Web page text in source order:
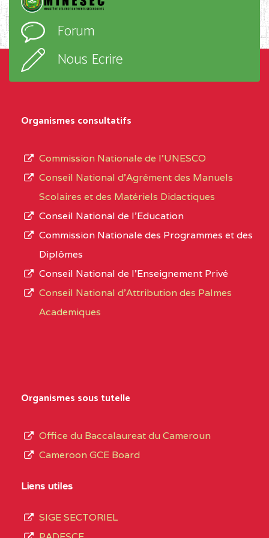
D'ENSEIGNEMENT
PROFESSIONNEL
(CEGEP) STE FOI BP
:4740 YAOUNDE
CENTRE
COLLEGE PANAFRICAIN
DE L'EXCELLENCE BP
CENTRE
COLLEGE PRIVE
CENTRE
COLLEGE PRIVE LAIC
SAINT MICHEL
CENTRE
l’ordre
d’enseignement,
type
L’offre
d’éducation
de
du
de
Forum
Nous Ecrire
Organismes consultatifs
Commission Nationale de l’UNESCO
Conseil National d’Agrément des Manuels
Scolaires et des Matériels Didactiques
Conseil National de l’Education
Commission Nationale des Programmes et des
Diplômes
Conseil National de l’Enseignement Privé
Conseil National d'Attribution des Palmes
Academiques
Organismes sous tutelle
Office du Baccalaureat du Cameroun
Cameroon GCE Board
Liens utiles
SIGE SECTORIEL